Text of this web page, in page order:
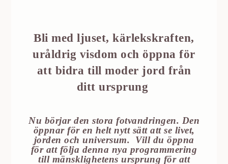
Bli med ljuset, kärlekskraften,
uråldrig visdom och öppna för
att bidra till moder jord från
ditt ursprung
Nu börjar den stora fotvandringen. Den
öppnar för en helt nytt sätt att se livet,
jorden och universum. Vill du öppna
för att följa denna nya programmering
till mänsklighetens ursprung för att